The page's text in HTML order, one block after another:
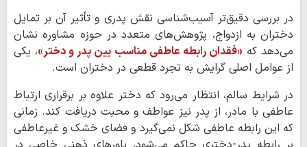
در بررسی دقیق‌تر آسیب‌شناسی نقش پدری و تأثیر آن بر تمایل
دختران به ازدواج، پژوهش‌های متعدد در حوزه مشاوره نشان
می‌دهد که «فقدان رابطه عاطفی مناسب بین پدر و دختر»، یکی
از عوامل اصلی گرایش به تجرد قطعی در دختران است.
در شرایط سالم، انتظار می‌رود که دختر علاوه بر برقراری ارتباط
عاطفی با مادر، از پدر نیز عواطف و محبت دریافت کند. زمانی
که این رابطه عاطفی شکل نمی‌گیرد و فضای خشک و غیرعاطفی